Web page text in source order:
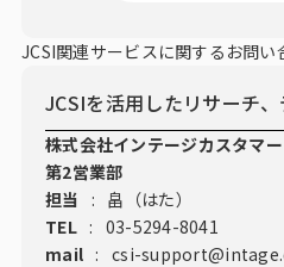
JCSI関連サービスに関するお問い
JCSIを活用したリサーチ
株式会社インテージカスタマ
第2営業部
担当
: 畠（はた）
TEL : 03-5294-8041
mail : csi-